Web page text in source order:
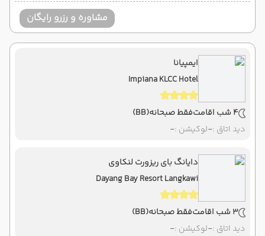
مشاوره و رزرو رایگان
ایمپیانا
Impiana KLCC Hotel
4 شب اقامت فقط صبحانه(BB)
دید اتاق :-لوکیشن :-
دایانگ بای ریزورت لنکاوی
Dayang Bay Resort Langkawi
3 شب اقامت فقط صبحانه(BB)
دید اتاق :-لوکیشن :-